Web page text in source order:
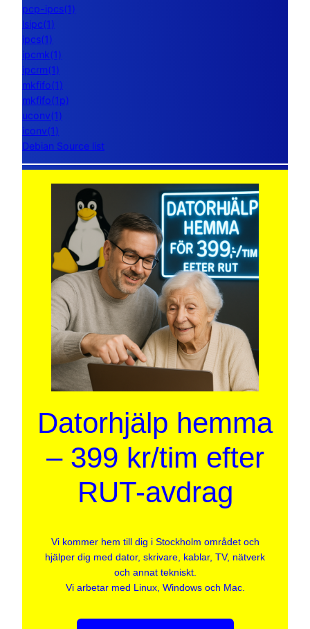
pcp-ipcs(1)
lsipc(1)
ipcs(1)
ipcmk(1)
ipcrm(1)
mkfifo(1)
mkfifo(1p)
uconv(1)
iconv(1)
Debian Source list
Datorhjälp hemma
– 399 kr/tim efter
RUT-avdrag
Vi kommer hem till dig i Stockholm området och
hjälper dig med dator, skrivare, kablar, TV, nätverk
och annat tekniskt.
Vi arbetar med Linux, Windows och Mac.